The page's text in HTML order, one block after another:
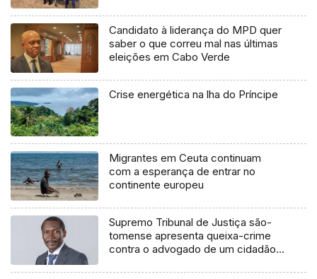
Candidato à liderança do MPD quer
saber o que correu mal nas últimas
eleições em Cabo Verde
Crise energética na lha do Príncipe
Migrantes em Ceuta continuam
com a esperança de entrar no
continente europeu
Supremo Tribunal de Justiça são-
tomense apresenta queixa-crime
contra o advogado de um cidadão